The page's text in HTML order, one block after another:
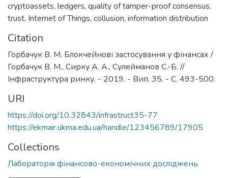
cryptoassets, ledgers, quality of tamper-proof consensus,
trust, Internet of Things, collusion, information distribution
Citation
Горбачук В. М. Блокчейнові застосування у фінансах /
Горбачук В. М., Сирку А. А., Сулейманов С.-Б. //
Інфраструктура ринку. - 2019. - Вип. 35. - С. 493-500.
URI
https://doi.org/10.32843/infrastruct35-77
https://ekmair.ukma.edu.ua/handle/123456789/17905
Collections
Лабораторія фінансово-економічних досліджень